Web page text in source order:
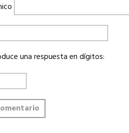
una respuesta en dígitos: